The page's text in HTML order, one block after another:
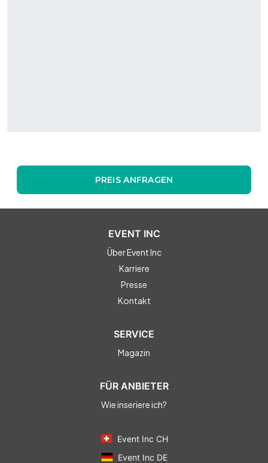
PREIS ANFRAGEN
EVENT INC
Über Event Inc
Karriere
Presse
Kontakt
SERVICE
Magazin
FÜR ANBIETER
Wie inseriere ich?
Event Inc CH
Event Inc DE